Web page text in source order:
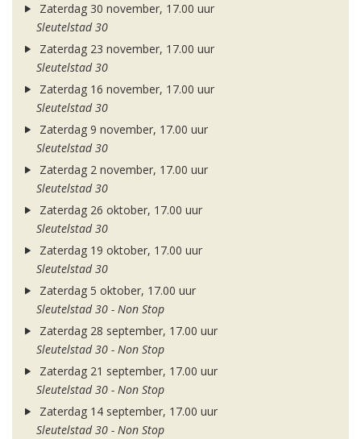
Zaterdag 30 november, 17.00 uur
Sleutelstad 30
Zaterdag 23 november, 17.00 uur
Sleutelstad 30
Zaterdag 16 november, 17.00 uur
Sleutelstad 30
Zaterdag 9 november, 17.00 uur
Sleutelstad 30
Zaterdag 2 november, 17.00 uur
Sleutelstad 30
Zaterdag 26 oktober, 17.00 uur
Sleutelstad 30
Zaterdag 19 oktober, 17.00 uur
Sleutelstad 30
Zaterdag 5 oktober, 17.00 uur
Sleutelstad 30 - Non Stop
Zaterdag 28 september, 17.00 uur
Sleutelstad 30 - Non Stop
Zaterdag 21 september, 17.00 uur
Sleutelstad 30 - Non Stop
Zaterdag 14 september, 17.00 uur
Sleutelstad 30 - Non Stop